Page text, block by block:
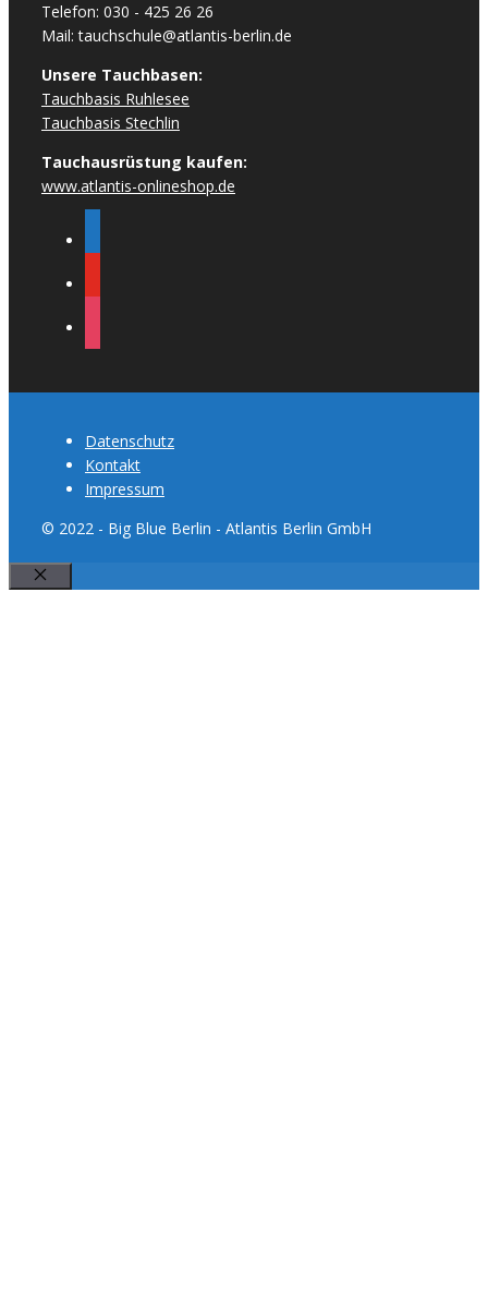
Telefon: 030 - 425 26 26
Mail: tauchschule@atlantis-berlin.de
Unsere Tauchbasen:
Tauchbasis Ruhlesee
Tauchbasis Stechlin
Tauchausrüstung kaufen:
www.atlantis-onlineshop.de
Datenschutz
Kontakt
Impressum
© 2022 - Big Blue Berlin - Atlantis Berlin GmbH
Schließen